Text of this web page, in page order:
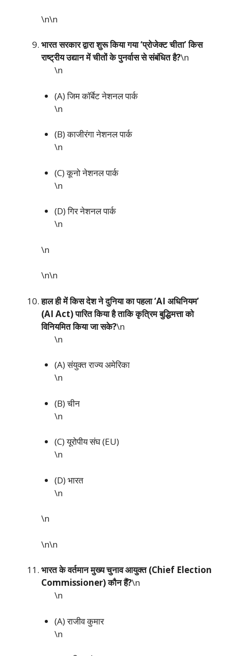
\n\n
भारत सरकार द्वारा शुरू किया गया ‘प्रोजेक्ट चीता’ किस
राष्ट्रीय उद्यान में चीतों के पुनर्वास से संबंधित है?\n
\n
(A) जिम कॉर्बेट नेशनल पार्क
\n
(B) काजीरंगा नेशनल पार्क
\n
(C) कूनो नेशनल पार्क
\n
(D) गिर नेशनल पार्क
\n
\n
\n\n
हाल ही में किस देश ने दुनिया का पहला ‘AI अधिनियम’
(AI Act) पारित किया है ताकि कृत्रिम बुद्धिमत्ता को
विनियमित किया जा सके?\n
\n
(A) संयुक्त राज्य अमेरिका
\n
(B) चीन
\n
(C) यूरोपीय संघ (EU)
\n
(D) भारत
\n
\n
\n\n
भारत के वर्तमान मुख्य चुनाव आयुक्त (Chief Election
Commissioner) कौन हैं?\n
\n
(A) राजीव कुमार
\n